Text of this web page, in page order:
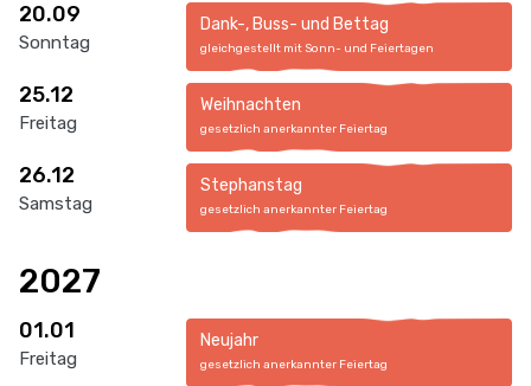
20.09
Sonntag
Dank-, Buss- und Bettag
gleichgestellt mit Sonn- und Feiertagen
25.12
Freitag
Weihnachten
gesetzlich anerkannter Feiertag
26.12
Samstag
Stephanstag
gesetzlich anerkannter Feiertag
2027
01.01
Freitag
Neujahr
gesetzlich anerkannter Feiertag